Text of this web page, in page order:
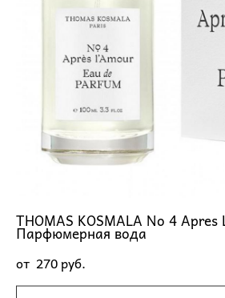
THOMAS KOSMALA No 4
Парфюмерная вода
от 270 pуб.